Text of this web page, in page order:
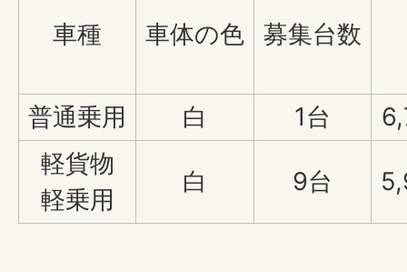
車種 車体の色 募集台数
普通乗用 白 1台
軽貨物
軽乗用
白 9台